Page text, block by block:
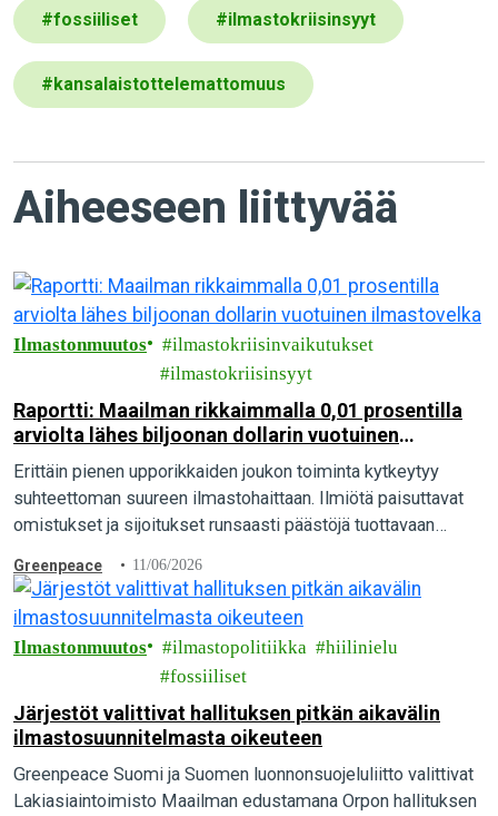
#fossiiliset #ilmastokriisinsyyt
#kansalaistottelemattomuus
Aiheeseen liittyvää
Ilmastonmuutos
ilmastokriisinvaikutukset
ilmastokriisinsyyt
Raportti: Maailman rikkaimmalla 0,01 prosentilla
arviolta lähes biljoonan dollarin vuotuinen
ilmastovelka
Erittäin pienen upporikkaiden joukon toiminta kytkeytyy
suhteettoman suureen ilmastohaittaan. Ilmiötä paisuttavat
omistukset ja sijoitukset runsaasti päästöjä tuottavaan
tuore kansainvälinen raportti.
Greenpeace 11/06/2026
Ilmastonmuutos ilmastopolitiikka
hiilinielu
fossiiliset
Järjestöt valittivat hallituksen pitkän aikavälin
ilmastosuunnitelmasta oikeuteen
Greenpeace Suomi ja Suomen luonnonsuojeluliitto valittivat
Lakiasiaintoimisto Maailman edustamana Orpon hallituksen